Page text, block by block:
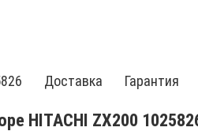
Доставка Гарантия
HITACHI ZX200